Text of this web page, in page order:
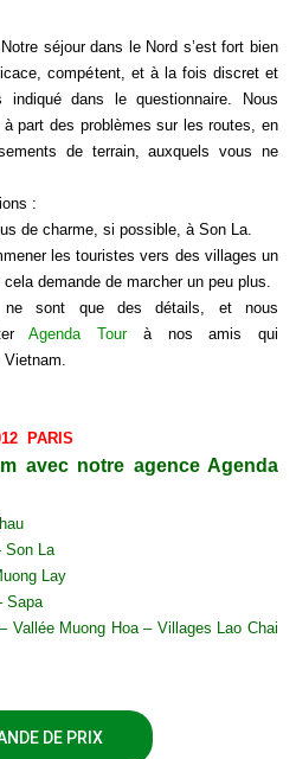
séjour dans le Nord s’est fort bien
compétent, et à la fois discret et
indiqué dans le questionnaire. Nous
part des problèmes sur les routes, en
de terrain, auxquels vous ne
:
de charme, si possible, à Son La.
les touristes vers des villages un
demande de marcher un peu plus.
sont que des détails, et nous
Agenda Tourà nos amis qui
PARIS
avec notre agence Agenda
Son La
Lay
Sapa
Vallée Muong Hoa – Villages Lao Chai
DE PRIX